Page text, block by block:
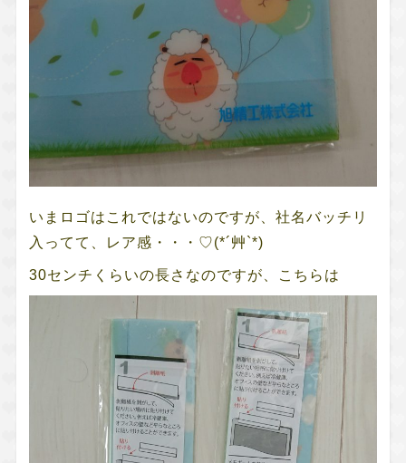
いまロゴはこれではないのですが、社名バッチリ
入ってて、レア感・・・♡(*´艸`*)
30センチくらいの長さなのですが、こちらは